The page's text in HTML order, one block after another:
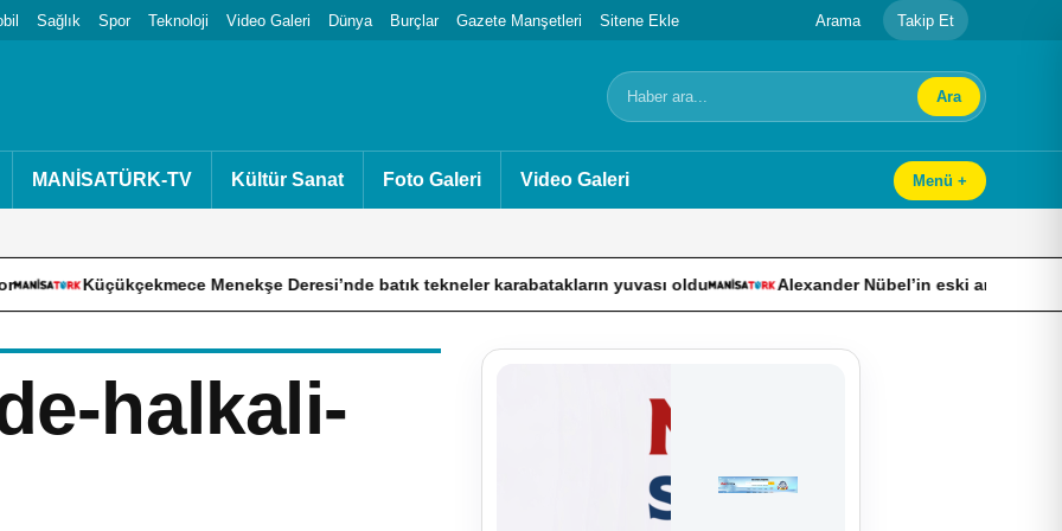
Sağlık Spor Teknoloji Video Galeri Dünya Burçlar Gazete Manşetleri Sitene Ekle Arama Takip Et
Arama Ara
MANİSATÜRK-TV Kültür Sanat Foto Galeri Video Galeri Menü +
Menekşe Deresi’nde batık tekneler karabatakların yuvası oldu Alexander Nübel’in eski antrenörü Mihacic:
halkali-